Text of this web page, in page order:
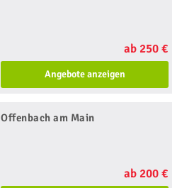
ab 250 €
Angebote anzeigen
Offenbach am Main
ab 200 €